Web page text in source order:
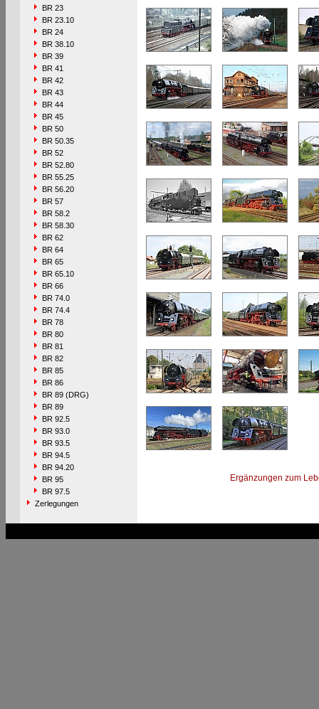
BR 23
BR 23.10
BR 24
BR 38.10
BR 39
BR 41
BR 42
BR 43
BR 44
BR 45
BR 50
BR 50.35
BR 52
BR 52.80
BR 55.25
BR 56.20
BR 57
BR 58.2
BR 58.30
BR 62
BR 64
BR 65
BR 65.10
BR 66
BR 74.0
BR 74.4
BR 78
BR 80
BR 81
BR 82
BR 85
BR 86
BR 89 (DRG)
BR 89
BR 92.5
BR 93.0
BR 93.5
BR 94.5
BR 94.20
BR 95
BR 97.5
Zerlegungen
Ergänzungen zum